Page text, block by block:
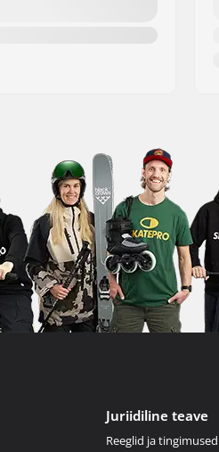
Juriidiline teave
Reeglid ja tingimused